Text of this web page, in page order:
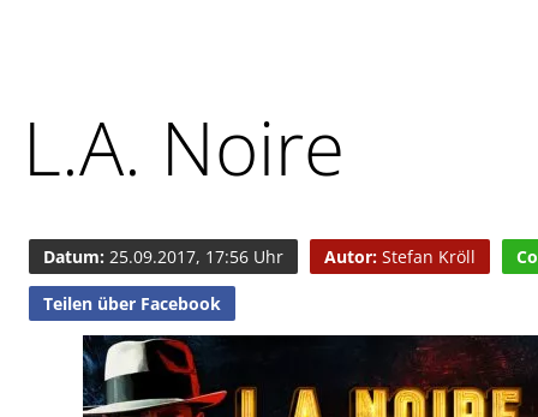
L.A. Noire
Datum: 25.09.2017, 17:56 Uhr Autor:Stefan Kröll
Teilen über Facebook